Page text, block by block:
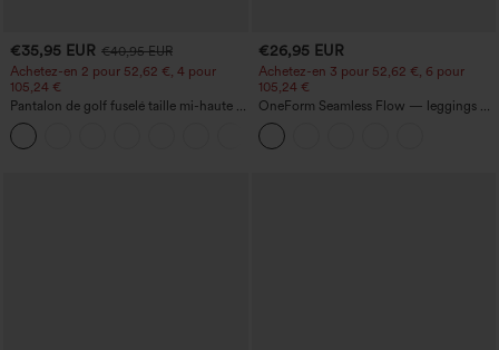
€35,95 EUR €40,95 EUR
Achetez-en 2 pour 52,62 €, 4 pour
105,24 €
Pantalon de golf fuselé taille mi-haute à
cordon, ourlet incurvé, séchage rapide,
avec poches — UPF40+
€26,95 EUR
Achetez-en 3 pour 52,62 €, 6 pour
105,24 €
OneForm Seamless Flow — leggings de
yoga sans coutures, taille mi-haute, effet
gainant pour le ventre et liftant pour les
fesses